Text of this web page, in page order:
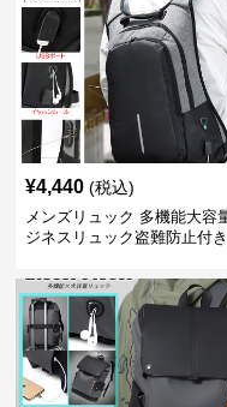
¥4,440 (税込)
メンズリュック 多機能大容
ジネスリュック盗難防止付